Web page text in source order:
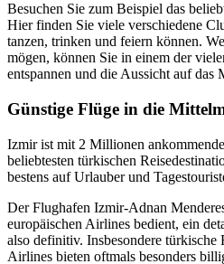
Besuchen Sie zum Beispiel das
Hier finden Sie viele verschiedene
tanzen, trinken und feiern können.
mögen, können Sie in einem der
entspannen und die Aussicht auf das
Günstige Flüge in die
Izmir ist mit 2 Millionen
beliebtesten türkischen
bestens auf Urlauber und
Der Flughafen Izmir-Adnan
europäischen Airlines bedient, ein
also definitiv. Insbesondere
Airlines bieten oftmals besonders